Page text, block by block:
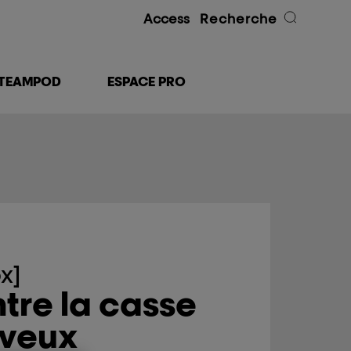
Access Recherche
ESPACE PRO
la casse